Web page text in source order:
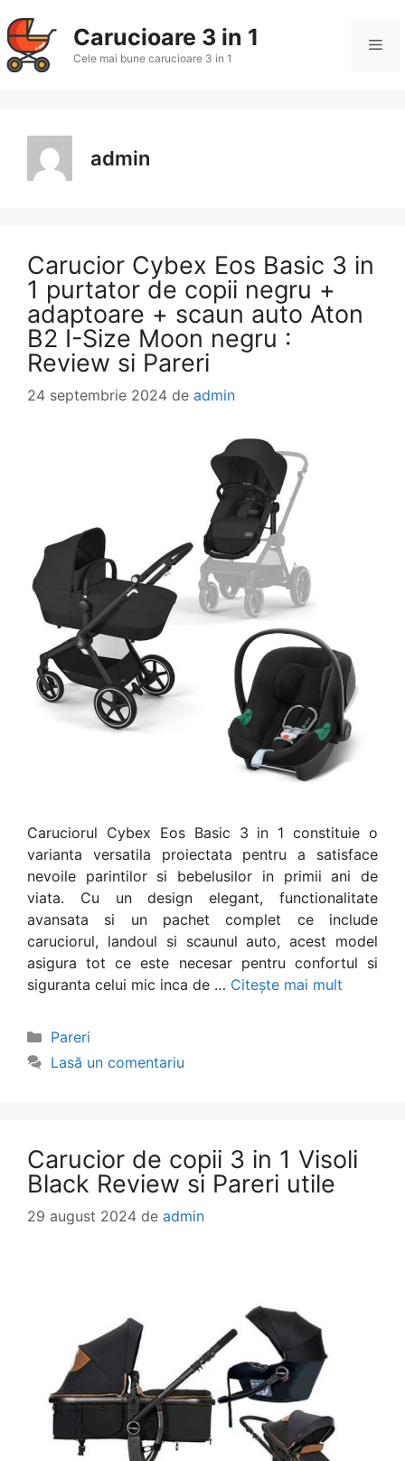
la
conținut
Carucioare 3 in 1
Cele mai bune carucioare 3 in 1
admin
Carucior Cybex Eos Basic 3 in
1 purtator de copii negru +
adaptoare + scaun auto Aton
B2 I-Size Moon negru :
Review si Pareri
24 septembrie 2024 de admin
Caruciorul Cybex Eos Basic 3 in 1 constituie o
varianta versatila proiectata pentru a satisface
nevoile parintilor si bebelusilor in primii ani de
viata. Cu un design elegant, functionalitate
avansata si un pachet complet ce include
caruciorul, landoul si scaunul auto, acest model
asigura tot ce este necesar pentru confortul si
siguranta celui mic inca de … Citește mai mult
Categorii
Pareri
Lasă un comentariu
Carucior de copii 3 in 1 Visoli
Black Review si Pareri utile
29 august 2024 de admin